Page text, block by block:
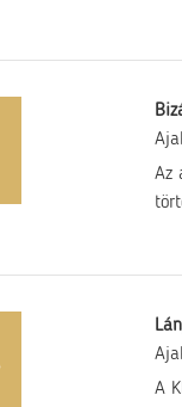
Az
A